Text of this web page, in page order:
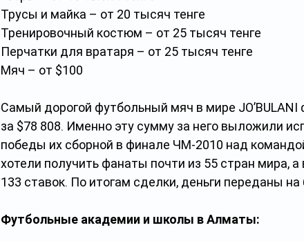
Трусы и майка – от 20 тысяч тенге
Тренировочный костюм – от 25 тысяч тенге
Перчатки для вратаря – от 25 тысяч тенге
Мяч – от $100
Самый дорогой футбольный мяч в мире
за $78 808. Именно эту сумму за него выложили
победы их сборной в финале ЧМ-2010 над
хотели получить фанаты почти из 55 стран мира,
133 ставок. По итогам сделки, деньги переданы на
Футбольные академии и школы в Алматы: